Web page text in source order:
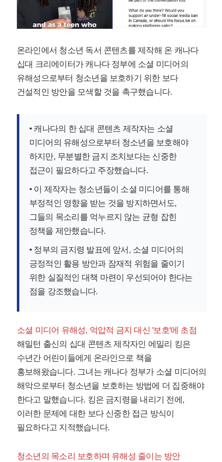
온라인에서 청소년 독서 콘텐츠를 제작해 온 캐나다
십대 크리에이터가 캐나다 정부에 소셜 미디어의
유해성으로부터 청소년을 보호하기 위한 보다
건설적인 방안을 모색할 것을 촉구했습니다.
• 캐나다의 한 십대 콘텐츠 제작자는 소셜
미디어의 유해성으로부터 청소년을 보호해야
하지만, 무분별한 금지 조치보다는 신중한
접근이 필요하다고 주장했습니다.
• 이 제작자는 청소년들이 소셜 미디어를 통해
부정적인 영향을 받는 것을 방지하면서도,
그들의 목소리를 억누르지 않는 균형 잡힌
정책을 제안했습니다.
• 정부의 금지령 발표에 앞서, 소셜 미디어의
긍정적인 활용 방안과 잠재적 위험을 줄이기
위한 실질적인 대책 마련이 우선되어야 한다는
점을 강조했습니다.
소셜 미디어 유해성, 억압적 금지 대신 '보호'에 초점
해밀턴 출신의 십대 콘텐츠 제작자인 에밀리 킹은
수년간 어린이들에게 온라인으로 책을
홍보해왔습니다. 그녀는 캐나다 정부가 소셜 미디어의
해악으로부터 청소년을 보호하는 방법에 더 집중해야
한다고 말했습니다. 킹은 금지령을 내리기 전에,
이러한 문제에 대한 보다 신중한 접근 방식이
필요하다고 지적했습니다.
청소년의 목소리 보호하며 유해성 줄이는 방안